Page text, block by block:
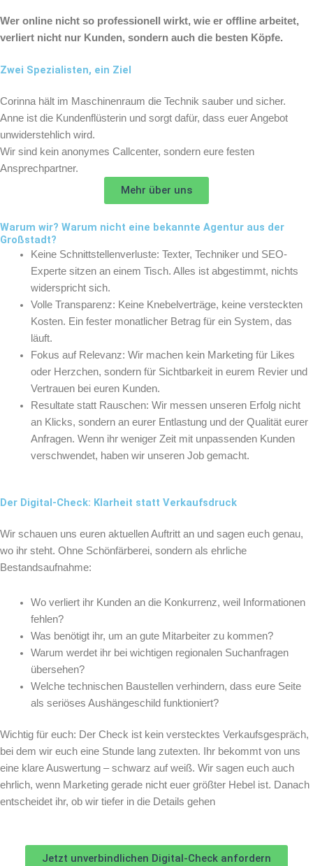
Wer online nicht so professionell wirkt, wie er offline arbeitet,
verliert nicht nur Kunden, sondern auch die besten Köpfe.
Zwei Spezialisten, ein Ziel
Corinna hält im Maschinenraum die Technik sauber und sicher.
Anne ist die Kundenflüsterin und sorgt dafür, dass euer Angebot
unwiderstehlich wird.
Wir sind kein anonymes Callcenter, sondern eure festen
Ansprechpartner.
Mehr über uns
Warum wir? Warum nicht eine bekannte Agentur aus der
Großstadt?
Keine Schnittstellenverluste: Texter, Techniker und SEO-
Experte sitzen an einem Tisch. Alles ist abgestimmt, nichts
widerspricht sich.
Volle Transparenz: Keine Knebelverträge, keine versteckten
Kosten. Ein fester monatlicher Betrag für ein System, das
läuft.
Fokus auf Relevanz: Wir machen kein Marketing für Likes
oder Herzchen, sondern für Sichtbarkeit in eurem Revier und
Vertrauen bei euren Kunden.
Resultate statt Rauschen: Wir messen unseren Erfolg nicht
an Klicks, sondern an eurer Entlastung und der Qualität eurer
Anfragen. Wenn ihr weniger Zeit mit unpassenden Kunden
verschwendet, haben wir unseren Job gemacht.
Der Digital-Check: Klarheit statt Verkaufsdruck
Wir schauen uns euren aktuellen Auftritt an und sagen euch genau,
wo ihr steht. Ohne Schönfärberei, sondern als ehrliche
Bestandsaufnahme:
Wo verliert ihr Kunden an die Konkurrenz, weil Informationen
fehlen?
Was benötigt ihr, um an gute Mitarbeiter zu kommen?
Warum werdet ihr bei wichtigen regionalen Suchanfragen
übersehen?
Welche technischen Baustellen verhindern, dass eure Seite
als seriöses Aushängeschild funktioniert?
Wichtig für euch: Der Check ist kein verstecktes Verkaufsgespräch,
bei dem wir euch eine Stunde lang zutexten. Ihr bekommt von uns
eine klare Auswertung – schwarz auf weiß. Wir sagen euch auch
ehrlich, wenn Marketing gerade nicht euer größter Hebel ist. Danach
entscheidet ihr, ob wir tiefer in die Details gehen
Jetzt unverbindlichen Digital-Check anfordern